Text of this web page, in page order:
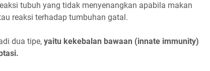
tubuh yang tidak menyenangkan apabila makan
reaksi terhadap tumbuhan gatal.
dua tipe, yaitu kekebalan bawaan (innate immunity)